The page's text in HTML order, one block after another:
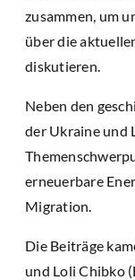
zusammen, um
über die
diskutieren.
Neben den
der Ukraine und
erneuerbare
Migration.
Die Beiträge
und Loli Chibko